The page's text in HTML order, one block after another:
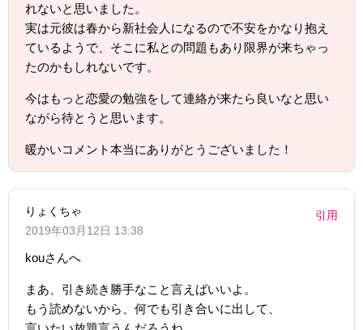
れないと思いました。
実は元彼は春から新社会人になるので不安をかなり抱え
ているようで、そこに私との問題もあり限界が来ちゃっ
たのかもしれないです。
今はもっと恋愛の勉強をして連絡が来たら良いなと思い
ながら待とうと思います。
暖かいコメント本当にありがとうございました！
りょくちゃ
2019年03月12日 13:38
引用
kouさんへ
まあ、引き続き勝手なこと言えばいいよ。
もう読めないから、何でも引き合いに出して、